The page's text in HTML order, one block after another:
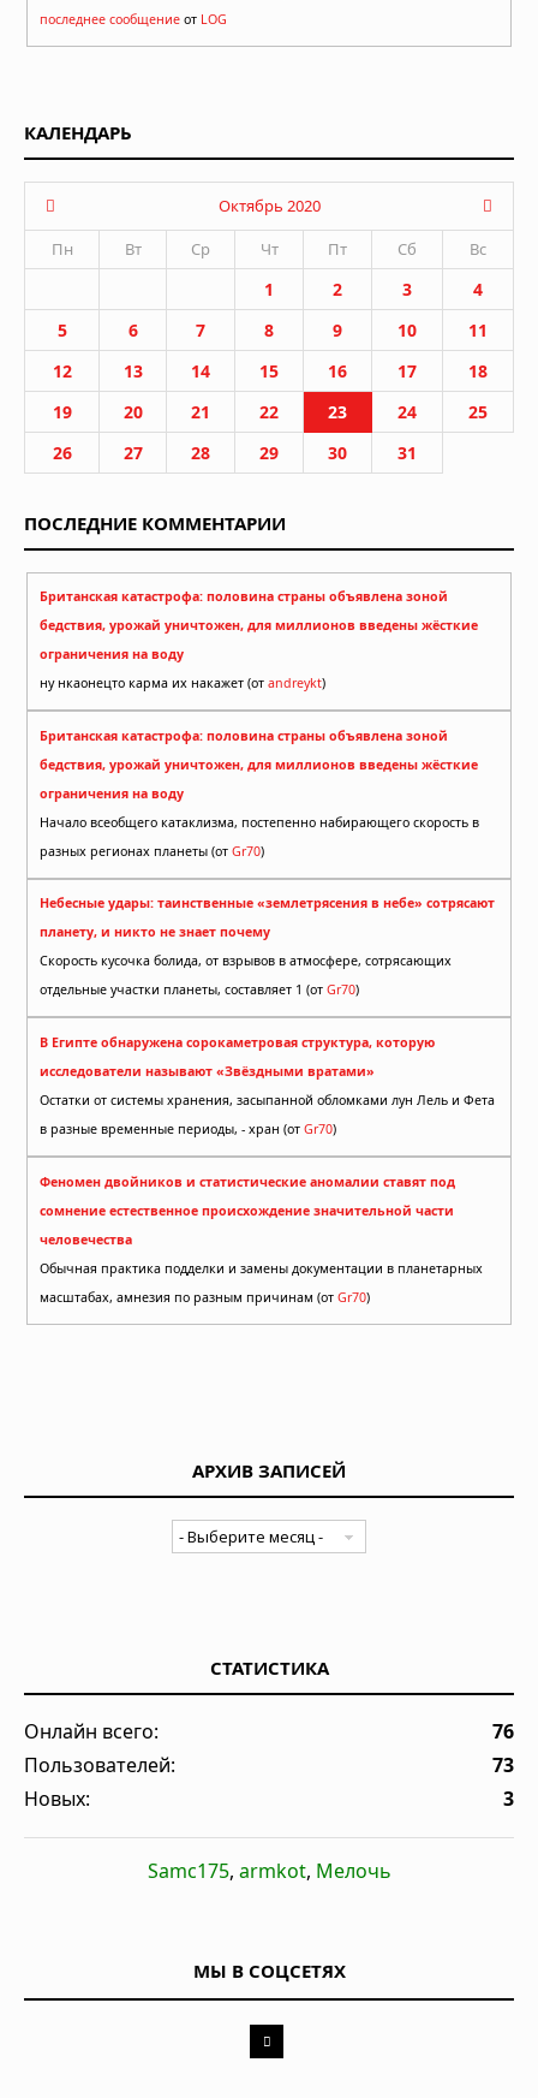
последнее сообщение от LOG
КАЛЕНДАРЬ
Октябрь 2020
Пн
Вт Ср Чт Пт Сб Вс
1 2 3
4
5
6 7 8 9 10
11
12
13 14 15 16 17
18
19
20 21 22 23 24
25
26
27 28 29 30 31
ПОСЛЕДНИЕ КОММЕНТАРИИ
Британская катастрофа: половина страны объявлена зоной
бедствия, урожай уничтожен, для миллионов введены жёсткие
ограничения на воду
ну нкаонецто карма их накажет (от andreykt)
Британская катастрофа: половина страны объявлена зоной
бедствия, урожай уничтожен, для миллионов введены жёсткие
ограничения на воду
Начало всеобщего катаклизма, постепенно набирающего скорость в
разных регионах планеты (от Gr70)
Небесные удары: таинственные «землетрясения в небе» сотрясают
планету, и никто не знает почему
Скорость кусочка болида, от взрывов в атмосфере, сотрясающих
отдельные участки планеты, составляет 1 (от Gr70)
В Египте обнаружена сорокаметровая структура, которую
исследователи называют «Звёздными вратами»
Остатки от системы хранения, засыпанной обломками лун Лель и Фета
в разные временные периоды, - хран (от Gr70)
Феномен двойников и статистические аномалии ставят под
сомнение естественное происхождение значительной части
человечества
Обычная практика подделки и замены документации в планетарных
масштабах, амнезия по разным причинам (от Gr70)
АРХИВ ЗАПИСЕЙ
СТАТИСТИКА
Онлайн всего:
76
Пользователей:
73
Новых:
3
Samc175, armkot, Мелочь
МЫ В СОЦСЕТЯХ